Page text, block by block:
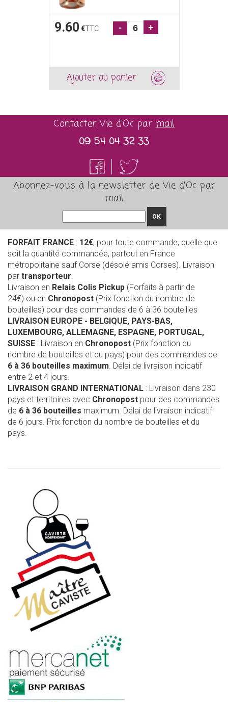
9.60 €TTC - +
Ajouter au panier
Contacter Vie d'Oc parmail
09 54 04 32 33
Abonnez-vous à la newsletter de Vie d'Oc par
mail
OK
FORFAIT FRANCE : 12€, pour toute commande, quelle que
soit la quantité commandée, partout en France
métropolitaine sauf Corse (désolé amis Corses). Livraison
par transporteur.
Livraison en Relais Colis Pickup (Forfaits à partir de
24€) ou en Chronopost (Prix fonction du nombre de
bouteilles) pour des commandes de 6 à 36 bouteilles
LIVRAISON EUROPE - BELGIQUE, PAYS-BAS,
LUXEMBOURG, ALLEMAGNE, ESPAGNE, PORTUGAL,
SUISSE : Livraison en Chronopost (Prix fonction du
nombre de bouteilles et du pays) pour des commandes de
6 à 36 bouteilles maximum. Délai de livraison indicatif
entre 2 et 4 jours.
LIVRAISON GRAND INTERNATIONAL : Livraison dans 230
pays et territoires avec Chronopost pour des commandes
de 6 à 36 bouteilles maximum. Délai de livraison indicatif
de 6 jours. Prix fonction du nombre de bouteilles et du
pays.